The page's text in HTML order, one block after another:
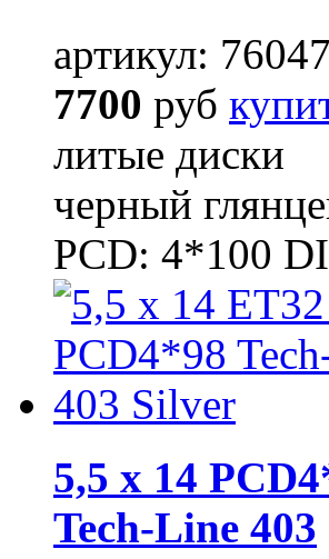
артикул:
7700 руб
литые диски
черный
PCD: 4*100
5,5 x 14
Tech-Line 403